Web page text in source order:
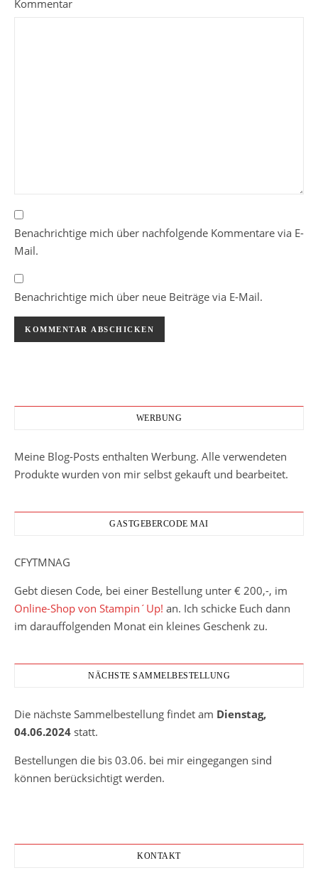
Kommentar
Benachrichtige mich über nachfolgende Kommentare via E-
Mail.
Benachrichtige mich über neue Beiträge via E-Mail.
WERBUNG
Meine Blog-Posts enthalten Werbung. Alle verwendeten
Produkte wurden von mir selbst gekauft und bearbeitet.
GASTGEBERCODE MAI
CFYTMNAG
Gebt diesen Code, bei einer Bestellung unter € 200,-, im
Online-Shop von Stampin´Up! an. Ich schicke Euch dann
im darauffolgenden Monat ein kleines Geschenk zu.
NÄCHSTE SAMMELBESTELLUNG
Die nächste Sammelbestellung findet am Dienstag,
04.06.2024 statt.
Bestellungen die bis 03.06. bei mir eingegangen sind
können berücksichtigt werden.
KONTAKT